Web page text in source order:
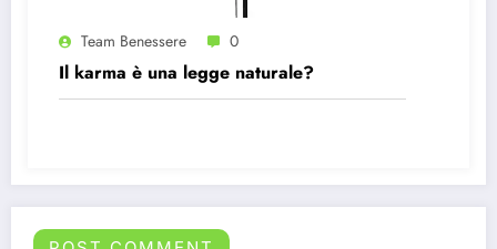
Team Benessere 0
Il karma è una legge naturale?